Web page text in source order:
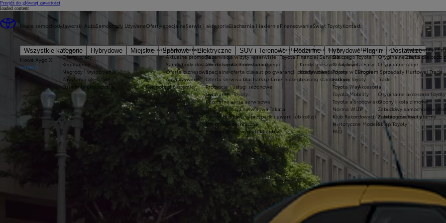
Przejdź do głównej zawartości
Nowe samochody
Wszystkie kategorie Hybrydowe Miejskie Sportowe Elektryczne SUV i Terenowe Rodzinne Hybrydowe Plug-in
Dostawcze
Nowe Aygo X
HYBRID
Jaworski Auto
O nas
Oferty pracy
Regulaminy
Nagrody i wyróżnienia
Zapytania ofertowe
Działania ekologiczne
Samochody UżywaneOferty specjalne
Sprawdź aktualne oferty
Aktualne promocje
Samochody dostawcze Toyota Professional
Oferta biznesowa
Auta używane
Rok potęgi 8 premier
Ekobonus dla
Oferta dla osób
Serwis i akcesoria
Serwis
Rezerwacja wizyty w serwisie
Oferta serwisu mechanicznego
Specjalna oferta dla aut po gwarancji podstawowej
Oferta serwisu blacharsko-lakierniczego
Promocje i usługi sezonowe
Gwarancje Toyoty
Bezpłatne akcje serwisowe
Globalna akcja serwisowa Takata
Pomoc drogowa w przypadku awarii lub kolizji
Informacje techniczne
Innowacje dla wygody Klientów
Oryginalne części i oleje Toyoty
Oryginalne części
Oryginalne oleje
Program Sprzedaży Hurtowej Trade
Trade
Akcesoria
Oryginalne akcesoria Toyoty
Opony i koła zimowe
Zabudowy samochodów
Zabezpieczenia i alarmy
Sklep Toyoty
Blacharnia i lakierniaFinansowanie
Oferta dla firm
Toyota Financial Services
Kredyt niższych rat Toyota Easy
Kredyt standardowy
Leasing standardowy
Świat Toyoty
Świat Toyoty
Dlaczego Toyota?
O Toyocie
Toyota w Europie
Fabryki Toyoty
Toyota Way
Toyota Mobility
Toyota a środowisko
Norma WLTP
Klub Rekordowych Przebiegów Toyoty
Historyczne Modele
FAQ
Kontakt
loaded content